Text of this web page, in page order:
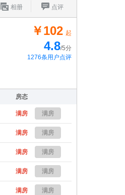
点评
相册
￥102 起
4.8/5分
1276条用户点评
房态
满房 满房
满房 满房
满房 满房
满房 满房
满房 满房